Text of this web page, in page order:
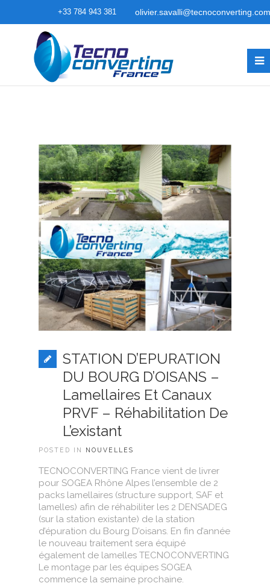
+33 784 943 381 olivier.savalli@tecnoconverting.com
STATION D’EPURATION
DU BOURG D’OISANS –
Lamellaires Et Canaux
PRVF – Réhabilitation De
L’existant
POSTED IN NOUVELLES
TECNOCONVERTING France vient de livrer
pour SOGEA Rhône Alpes l’ensemble de 2
packs lamellaires (structure support, SAF et
lamelles) afin de réhabiliter les 2 DENSADEG
(sur la station existante) de la station
d’épuration du Bourg D’oisans. En fin d’année
le nouveau traitement sera équipé
également de lamelles TECNOCONVERTING
Le montage par les équipes SOGEA
commence la semaine prochaine.